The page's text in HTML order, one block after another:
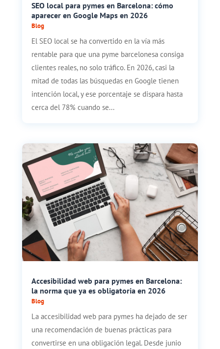
SEO local para pymes en Barcelona: cómo
aparecer en Google Maps en 2026
Blog
El SEO local se ha convertido en la vía más
rentable para que una pyme barcelonesa consiga
clientes reales, no solo tráfico. En 2026, casi la
mitad de todas las búsquedas en Google tienen
intención local, y ese porcentaje se dispara hasta
cerca del 78% cuando se...
Accesibilidad web para pymes en Barcelona:
la norma que ya es obligatoria en 2026
Blog
La accesibilidad web para pymes ha dejado de ser
una recomendación de buenas prácticas para
convertirse en una obligación legal. Desde junio